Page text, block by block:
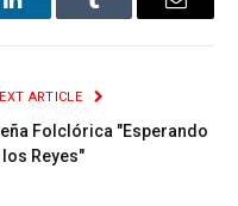
LinkedInTumblr Email
ARTICLE
Folclórica "Esperando
los Reyes"